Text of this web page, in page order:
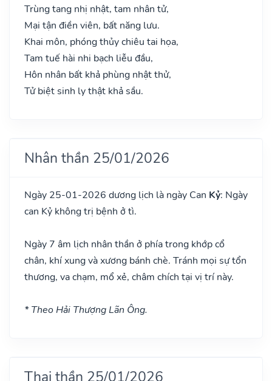
Trùng tang nhị nhật, tam nhân tử,
Mại tận điền viên, bất năng lưu.
Khai môn, phóng thủy chiêu tai họa,
Tam tuế hài nhi bạch liễu đầu,
Hôn nhân bất khả phùng nhật thử,
Tử biệt sinh ly thật khả sầu.
Nhân thần 25/01/2026
Ngày 25-01-2026 dương lịch là ngày Can Kỷ: Ngày
can Kỷ không trị bệnh ở tì.
Ngày 7 âm lịch nhân thần ở phía trong khớp cổ
chân, khí xung và xương bánh chè. Tránh mọi sự tổn
thương, va chạm, mổ xẻ, châm chích tại vị trí này.
* Theo Hải Thượng Lãn Ông.
Thai thần 25/01/2026